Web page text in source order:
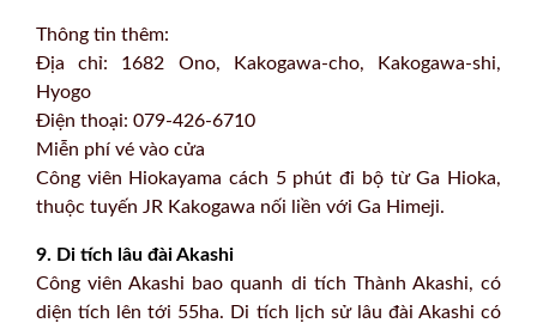
Thông tin thêm:
Địa chỉ: 1682 Ono, Kakogawa-cho, Kakogawa-shi,
Hyogo
Điện thoại: 079-426-6710
Miễn phí vé vào cửa
Công viên Hiokayama cách 5 phút đi bộ từ Ga Hioka,
thuộc tuyến JR Kakogawa nối liền với Ga Himeji.
9. Di tích lâu đài Akashi
Công viên Akashi bao quanh di tích Thành Akashi, có
diện tích lên tới 55ha. Di tích lịch sử lâu đài Akashi có